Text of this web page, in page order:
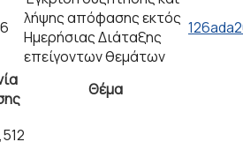
λήψης απόφασης εκτός
Ημερήσιας Διάταξης
επείγοντων θεμάτων
Θέμα